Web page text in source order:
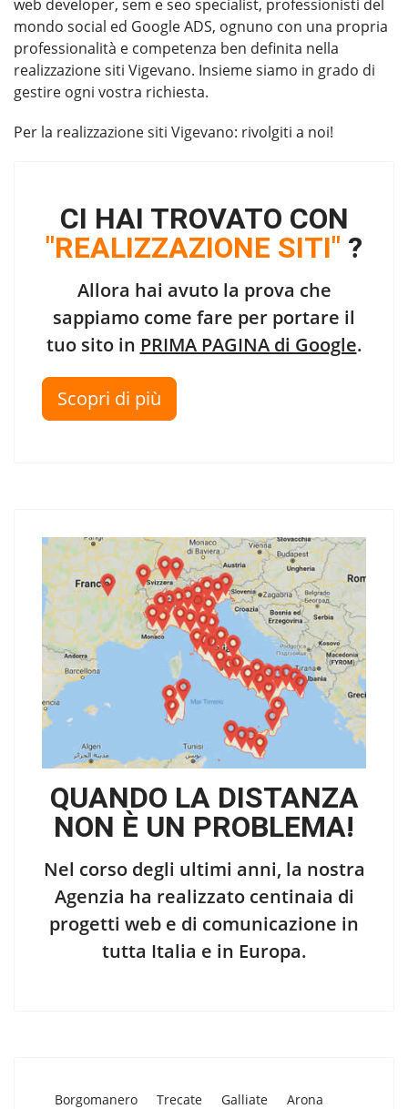
web developer, sem e seo specialist, professionisti del
mondo social ed Google ADS, ognuno con una propria
professionalità e competenza ben definita nella
realizzazione siti Vigevano. Insieme siamo in grado di
gestire ogni vostra richiesta.
Per la realizzazione siti Vigevano: rivolgiti a noi!
CI HAI TROVATO CON
"REALIZZAZIONE SITI" ?
Allora hai avuto la prova che
sappiamo come fare per portare il
tuo sito in PRIMA PAGINA di Google.
Scopri di più
QUANDO LA DISTANZA
NON È UN PROBLEMA!
Nel corso degli ultimi anni, la nostra
Agenzia ha realizzato centinaia di
progetti web e di comunicazione in
tutta Italia e in Europa.
Borgomanero Trecate Galliate
Arona